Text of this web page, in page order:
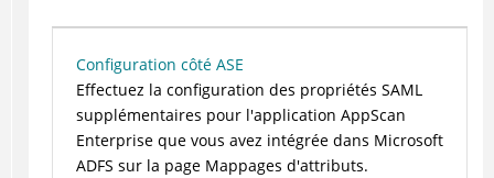
Configuration côté ASE
Effectuez la configuration des propriétés SAML
supplémentaires pour l'application AppScan
Enterprise que vous avez intégrée dans Microsoft
ADFS sur la page Mappages d'attributs.